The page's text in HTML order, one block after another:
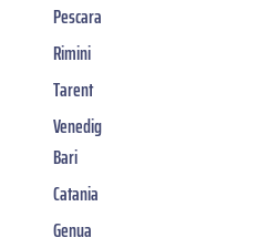
Pescara
Rimini
Tarent
Venedig
Bari
Catania
Genua